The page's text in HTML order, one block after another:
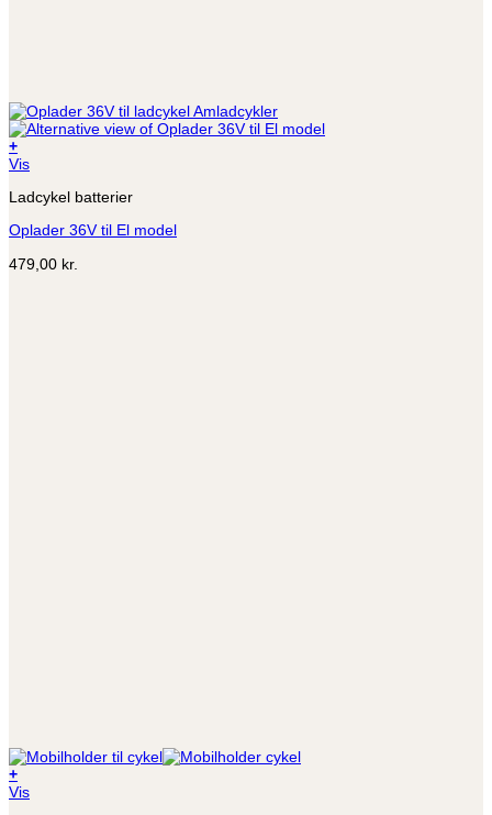
+
Vis
Ladcykel batterier
Oplader 36V til El model
479,00 kr.
+
Vis